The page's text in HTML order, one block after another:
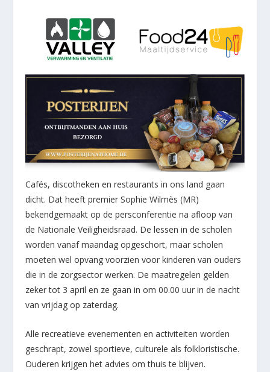
Cafés, discotheken en restaurants in ons land gaan
dicht. Dat heeft premier Sophie Wilmès (MR)
bekendgemaakt op de persconferentie na afloop van
de Nationale Veiligheidsraad. De lessen in de scholen
worden vanaf maandag opgeschort, maar scholen
moeten wel opvang voorzien voor kinderen van ouders
die in de zorgsector werken. De maatregelen gelden
zeker tot 3 april en ze gaan in om 00.00 uur in de nacht
van vrijdag op zaterdag.
Alle recreatieve evenementen en activiteiten worden
geschrapt, zowel sportieve, culturele als folkloristische.
Ouderen krijgen het advies om thuis te blijven.